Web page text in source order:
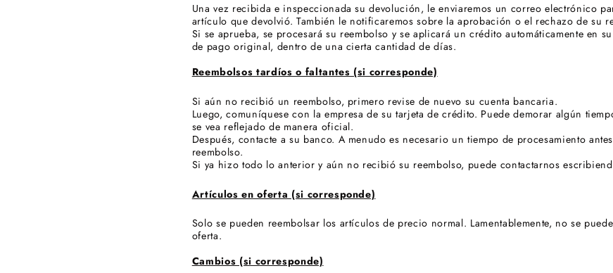
Una vez recibida e inspeccionada su devolución, le enviaremos un correo electrónico
artículo que devolvió. También le notificaremos sobre la aprobación o el rechazo de su
Si se aprueba, se procesará su reembolso y se aplicará un crédito automáticamente en
de pago original, dentro de una cierta cantidad de días.
Reembolsos tardíos o faltantes (si corresponde)
Si aún no recibió un reembolso, primero revise de nuevo su cuenta bancaria.
Luego, comuníquese con la empresa de su tarjeta de crédito. Puede demorar algún
se vea reflejado de manera oficial.
Después, contacte a su banco. A menudo es necesario un tiempo de procesamiento
reembolso.
Si ya hizo todo lo anterior y aún no recibió su reembolso, puede contactarnos
Artículos en oferta (si corresponde)
Solo se pueden reembolsar los artículos de precio normal. Lamentablemente, no se
oferta.
Cambios (si corresponde)